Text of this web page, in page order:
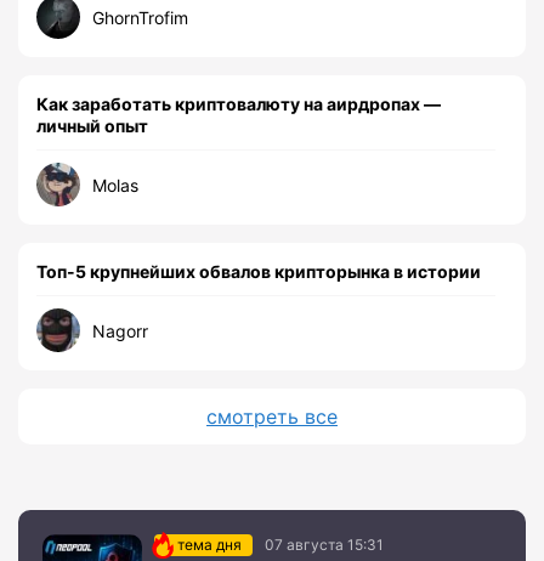
GhornTrofim
Как заработать криптовалюту на аирдропах —
личный опыт
Molas
Топ-5 крупнейших обвалов крипторынка в истории
Nagorr
смотреть все
тема дня 07 августа 15:31